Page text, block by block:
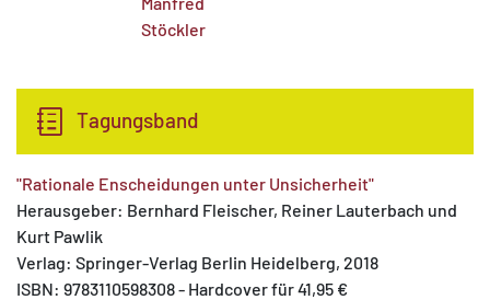
Stöckler
Tagungsband
"Rationale Enscheidungen unter Unsicherheit"
Herausgeber: Bernhard Fleischer, Reiner Lauterbach und
Kurt Pawlik
Verlag: Springer-Verlag Berlin Heidelberg, 2018
ISBN: 9783110598308 - Hardcover für 41,95 €